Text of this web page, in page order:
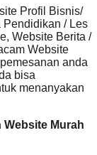
Profil Bisnis/
Pendidikan / Les
Website Berita /
Website
anda
bisa
menanyakan
Website Murah